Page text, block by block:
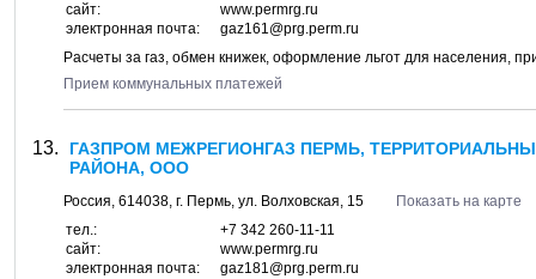
сайт:
www.permrg.ru
электронная почта:
gaz161@prg.perm.ru
Расчеты за газ, обмен книжек, оформление льгот для населения,
Прием коммунальных платежей
ГАЗПРОМ МЕЖРЕГИОНГАЗ ПЕРМЬ,
РАЙОНА, ООО
Россия, 614038, г. Пермь, ул. Волховская, 15
Показать на карте
тел.:
+7 342 260-11-11
сайт:
www.permrg.ru
электронная почта:
gaz181@prg.perm.ru